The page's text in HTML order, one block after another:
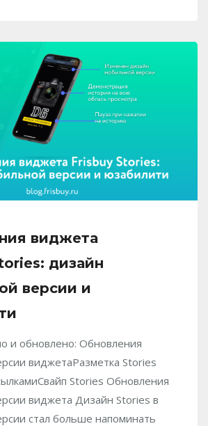
виджета
дизайн
версии и
и обновлено: Обновления
виджетаРазметка Stories
Stories Обновления
виджета Дизайн Stories в
стал больше напоминать